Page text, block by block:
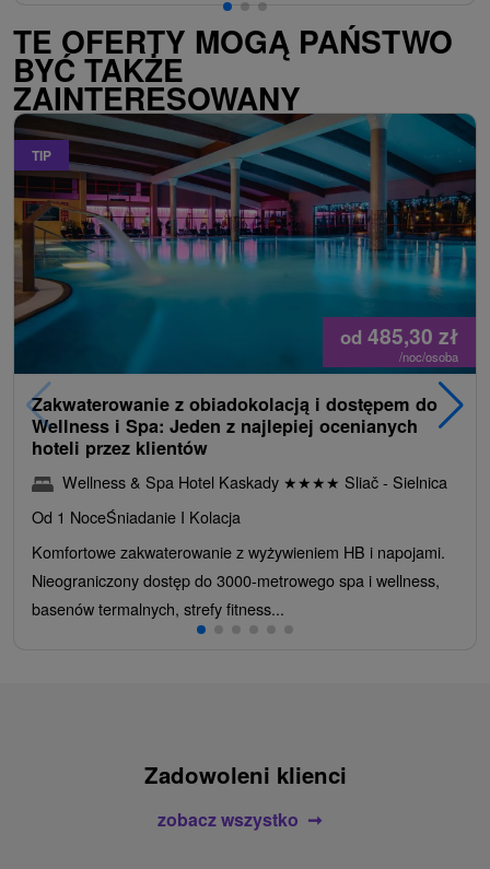
TE OFERTY MOGĄ PAŃSTWO
BYĆ TAKŻE
ZAINTERESOWANY
TIP
od 485,30 zł
/noc/osoba
Zakwaterowanie z obiadokolacją i dostępem do
Wellness i Spa: Jeden z najlepiej ocenianych
hoteli przez klientów
Wellness & Spa Hotel Kaskady ★★★★ Sliač - Sielnica
Od 1 NoceŚniadanie I Kolacja
Komfortowe zakwaterowanie z wyżywieniem HB i napojami.
Nieograniczony dostęp do 3000-metrowego spa i wellness,
basenów termalnych, strefy fitness...
Zadowoleni klienci
zobacz wszystko